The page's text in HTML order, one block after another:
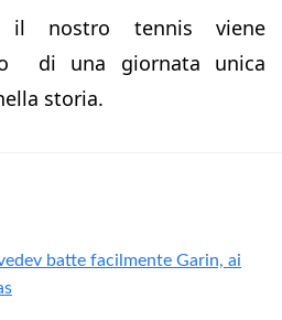
nostro tennis viene
di una giornata unica
storia.
batte facilmente Garin, ai